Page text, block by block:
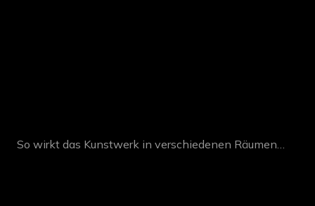
So wirkt das Kunstwerk in verschiedenen Räumen…